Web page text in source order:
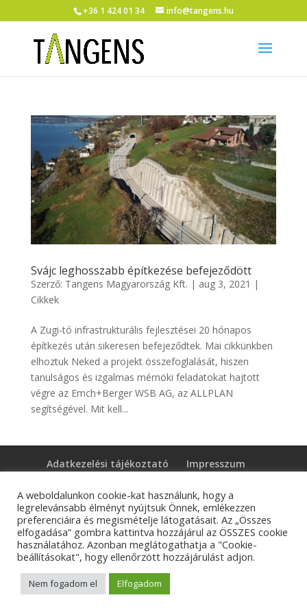
+36 1 424 01 34 info@tangens.hu
Svájc leghosszabb építkezése befejeződött
Szerző: Tangens Magyarország Kft. | aug 3, 2021 |
Cikkek
A Zugi-tó infrastrukturális fejlesztései 20 hónapos
építkezés után sikeresen befejeződtek. Mai cikkünkben
elhoztuk Neked a projekt összefoglalását, hiszen
tanulságos és izgalmas mérnöki feladatokat hajtott
végre az Emch+Berger WSB AG, az ALLPLAN
segítségével. Mit kell...
Adatkezelési tájékoztató
Impresszum
© Tangens Kft. - Weboldalkészítés:Molnár Ferenc
Marketing
A weboldalunkon cookie-kat használunk, hogy a
legrelevánsabb élményt nyújtsuk Önnek, emlékezzen
preferenciáira és megismételje látogatásait. Az „Összes
elfogadása” gombra kattintva hozzájárul az ÖSSZES cookie
használatához. Azonban meglátogathatja a "Cookie-
beállításokat", hogy ellenőrzött hozzájárulást adjon.
Nem fogadom el Elfogadom